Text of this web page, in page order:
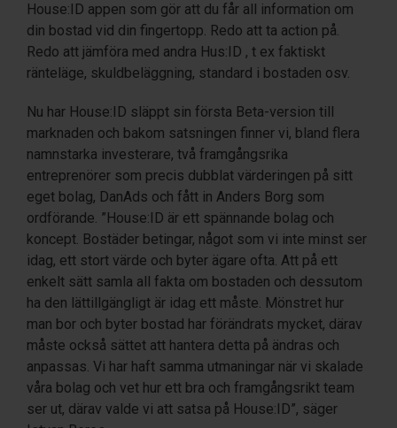
House:ID appen som gör att du får all information om
din bostad vid din fingertopp. Redo att ta action på.
Redo att jämföra med andra Hus:ID , t ex faktiskt
ränteläge, skuldbeläggning, standard i bostaden osv.
Nu har House:ID släppt sin första Beta-version till
marknaden och bakom satsningen finner vi, bland flera
namnstarka investerare, två framgångsrika
entreprenörer som precis dubblat värderingen på sitt
eget bolag, DanAds och fått in Anders Borg som
ordförande. ”House:ID är ett spännande bolag och
koncept. Bostäder betingar, något som vi inte minst ser
idag, ett stort värde och byter ägare ofta. Att på ett
enkelt sätt samla all fakta om bostaden och dessutom
ha den lättillgängligt är idag ett måste. Mönstret hur
man bor och byter bostad har förändrats mycket, därav
måste också sättet att hantera detta på ändras och
anpassas. Vi har haft samma utmaningar när vi skalade
våra bolag och vet hur ett bra och framgångsrikt team
ser ut, därav valde vi att satsa på House:ID”, säger